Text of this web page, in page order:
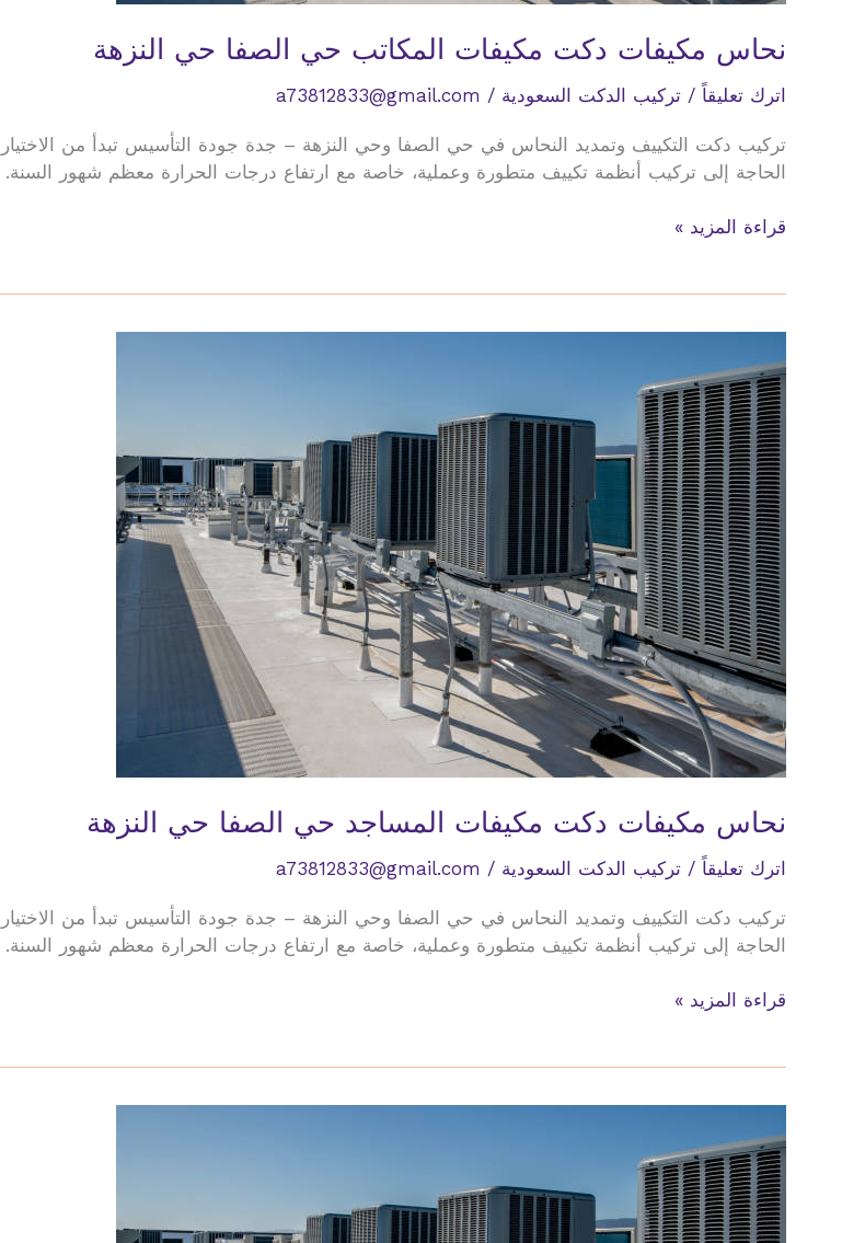
نحاس مكيفات دكت مكيفات المكاتب حي الصفا حي النزهة
اترك تعليقاً / تركيب الدكت السعودية /
a73812833@gmail.com
تركيب دكت التكييف وتمديد النحاس في حي الصفا وحي النزهة – جدة جودة التأسيس تبدأ من
الحاجة إلى تركيب أنظمة تكييف متطورة وعملية، خاصة مع ارتفاع درجات الحرارة معظم شهور السنة.
نحاس
المكاتب
حي
الصفا
حي
النزهة
قراءة المزيد »
نحاس مكيفات دكت مكيفات المساجد حي الصفا حي النزهة
اترك تعليقاً / تركيب الدكت السعودية /
a73812833@gmail.com
تركيب دكت التكييف وتمديد النحاس في حي الصفا وحي النزهة – جدة جودة التأسيس تبدأ من
الحاجة إلى تركيب أنظمة تكييف متطورة وعملية، خاصة مع ارتفاع درجات الحرارة معظم شهور السنة.
نحاس
المساجد
حي
الصفا
حي
النزهة
قراءة المزيد »